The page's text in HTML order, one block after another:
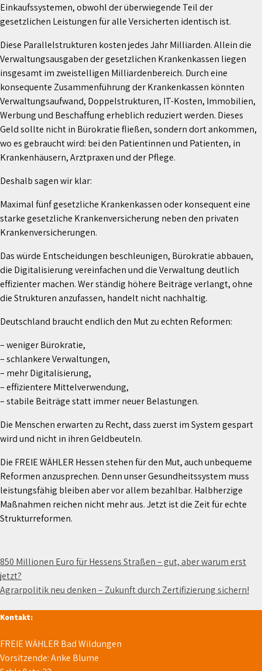
Einkaufssystemen, obwohl der überwiegende Teil der
gesetzlichen Leistungen für alle Versicherten identisch ist.
Diese Parallelstrukturen kosten jedes Jahr Milliarden. Allein die
Verwaltungsausgaben der gesetzlichen Krankenkassen liegen
insgesamt im zweistelligen Milliardenbereich. Durch eine
konsequente Zusammenführung der Krankenkassen könnten
Verwaltungsaufwand, Doppelstrukturen, IT-Kosten, Immobilien,
Werbung und Beschaffung erheblich reduziert werden. Dieses
Geld sollte nicht in Bürokratie fließen, sondern dort ankommen,
wo es gebraucht wird: bei den Patientinnen und Patienten, in
Krankenhäusern, Arztpraxen und der Pflege.
Deshalb sagen wir klar:
Maximal fünf gesetzliche Krankenkassen oder konsequent eine
starke gesetzliche Krankenversicherung neben den privaten
Krankenversicherungen.
Das würde Entscheidungen beschleunigen, Bürokratie abbauen,
die Digitalisierung vereinfachen und die Verwaltung deutlich
effizienter machen. Wer ständig höhere Beiträge verlangt, ohne
die Strukturen anzufassen, handelt nicht nachhaltig.
Deutschland braucht endlich den Mut zu echten Reformen:
– weniger Bürokratie,
– schlankere Verwaltungen,
– mehr Digitalisierung,
– effizientere Mittelverwendung,
– stabile Beiträge statt immer neuer Belastungen.
Die Menschen erwarten zu Recht, dass zuerst im System gespart
wird und nicht in ihren Geldbeuteln.
Die FREIE WÄHLER Hessen stehen für den Mut, auch unbequeme
Reformen anzusprechen. Denn unser Gesundheitssystem muss
leistungsfähig bleiben aber vor allem bezahlbar. Halbherzige
Maßnahmen reichen nicht mehr aus. Jetzt ist die Zeit für echte
Strukturreformen.
Beitragsnavigation
850 Millionen Euro für Hessens Straßen – gut, aber warum erst
jetzt?
Agrarpolitik neu denken – Zukunft durch Zertifizierung sichern!
Kontakt:
FREIE WÄHLER Bad Wildungen
Vorsitzende: Anke Blume